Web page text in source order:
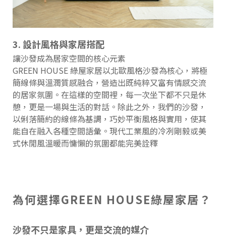
3. 設計風格與家居搭配
讓沙發成為居家空間的核心元素
GREEN HOUSE 綠屋家居以北歐風格沙發為核心，將極
簡線條與溫潤質感融合，營造出既純粹又富有情感交流
的居家氛圍。在這樣的空間裡，每一次坐下都不只是休
憩，更是一場與生活的對話。除此之外，我們的沙發，
以俐落簡約的線條為基調，巧妙平衡風格與實用，使其
能自在融入各種空間語彙。現代工業風的冷冽剛毅或美
式休閒風溫暖而慵懶的氛圍都能完美詮釋
為何選擇GREEN HOUSE綠屋家居？
沙發不只是家具，更是交流的媒介